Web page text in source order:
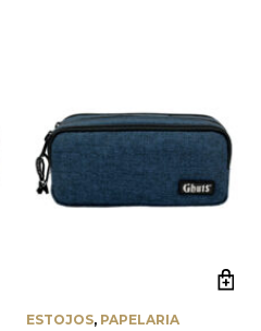
ESTOJOS, PAPELARIA